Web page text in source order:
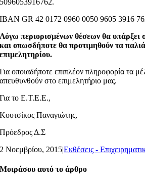
5096053916762.
IBAN GR 42 0172 0960 0050 9605 3916
Λόγω περιορισμένων θέσεων θα υπάρξει
και οπωσδήποτε θα προτιμηθούν τα
επιμελητηρίου.
Για οποιαδήποτε επιπλέον πληροφορία τα
απευθυνθούν στο επιμελητήριο μας.
Για το Ε.Τ.Ε.Ε.,
Kουτσίκος Παναγιώτης,
Πρόεδρος Δ.Σ
2 Νοεμβρίου, 2015|Εκθέσεις -
Μοιράσου αυτό το άρθρο